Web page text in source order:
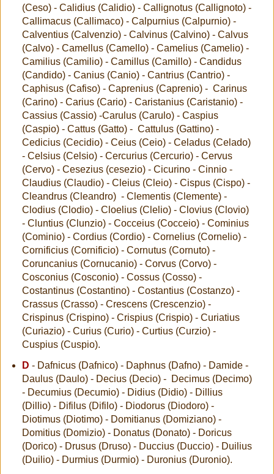
(Ceso) - Calidius (Calidio) - Callignotus (Callignoto) -
Callimacus (Callimaco) - Calpurnius (Calpurnio) -
Calventius (Calvenzio) - Calvinus (Calvino) - Calvus
(Calvo) - Camellus (Camello) - Camelius (Camelio) -
Camilius (Camilio) - Camillus (Camillo) - Candidus
(Candido) - Canius (Canio) - Cantrius (Cantrio) -
Caphisus (Cafiso) - Caprenius (Caprenio) - Carinus
(Carino) - Carius (Cario) - Caristanius (Caristanio) -
Cassius (Cassio) -Carulus (Carulo) - Caspius
(Caspio) - Cattus (Gatto) - Cattulus (Gattino) -
Cedicius (Cecidio) - Ceius (Ceio) - Celadus (Celado)
- Celsius (Celsio) - Cercurius (Cercurio) - Cervus
(Cervo) - Cesezius (cesezio) - Cicurino - Cinnio -
Claudius (Claudio) - Cleius (Cleio) - Cispus (Cispo) -
Cleandrus (Cleandro) - Clementis (Clemente) -
Clodius (Clodio) - Cloelius (Clelio) - Clovius (Clovio)
- Cluntius (Clunzio) - Cocceius (Cocceio) - Cominius
(Cominio) - Cordius (Cordio) - Cornelius (Cornelio) -
Cornificius (Cornificio) - Cornutus (Cornuto) -
Coruncanius (Cornucanio) - Corvus (Corvo) -
Cosconius (Cosconio) - Cossus (Cosso) -
Costantinus (Costantino) - Costantius (Costanzo) -
Crassus (Crasso) - Crescens (Crescenzio) -
Crispinus (Crispino) - Crispius (Crispio) - Curiatius
(Curiazio) - Curius (Curio) - Curtius (Curzio) -
Cuspius (Cuspio).
D - Dafnicus (Dafnico) - Daphnus (Dafno) - Damide -
Daulus (Daulo) - Decius (Decio) - Decimus (Decimo)
- Decumius (Decumio) - Didius (Didio) - Dillius
(Dillio) - Difilus (Difilo) - Diodorus (Diodoro) -
Diotimus (Diotimo) - Domitianus (Domiziano) -
Domitius (Domizio) - Donatus (Donato) - Doricus
(Dorico) - Drusus (Druso) - Duccius (Duccio) - Duilius
(Duilio) - Durmius (Durmio) - Duronius (Duronio).